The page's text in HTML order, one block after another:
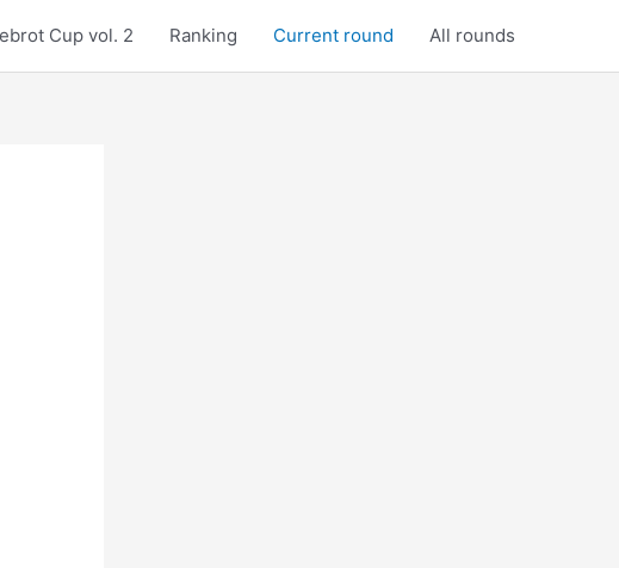
Cup vol. 2 Ranking Current round All rounds